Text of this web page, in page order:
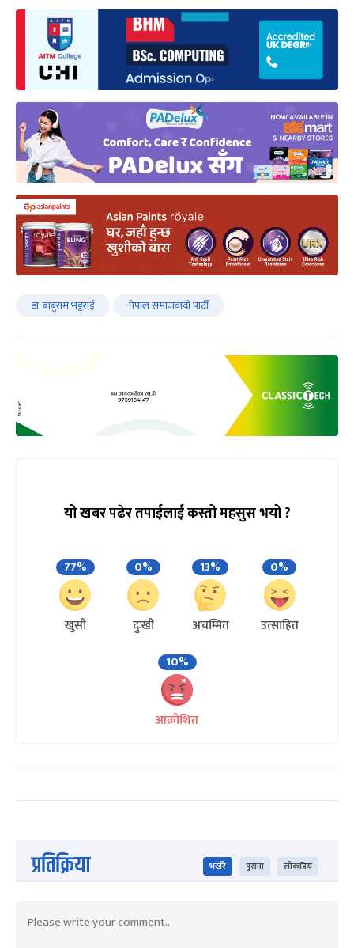
डा. बाबुराम भट्टराई नेपाल समाजवादी पार्टी
यो खबर पढेर तपाईलाई कस्तो महसुस भयो ?
77%
खुसी
0%
दुःखी
13%
अचम्मित
0%
उत्साहित
10%
आक्रोशित
प्रतिक्रिया भर्खरै पुराना लोकप्रिय